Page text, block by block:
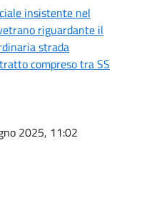
insistente nel
riguardante il
strada
compreso tra SS
2025, 11:02